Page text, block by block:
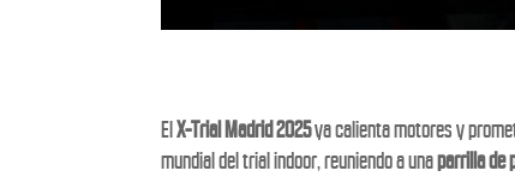
ElX-Trial Madrid 2025ya calienta motores y
mundial del trial indoor, reuniendo a unaparrilla de